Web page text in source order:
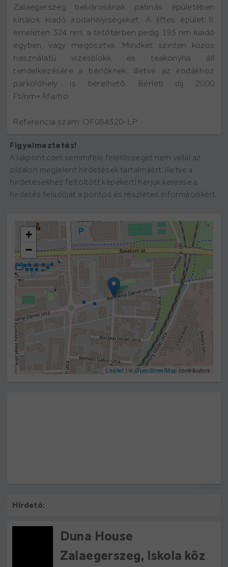
Zalaegerszeg belvárosának patinás épületében
kínálok kiadó irodahelyiségeket. A liftes épület II.
emeleten 324 nm, a tetőtérben pedig 195 nm kiadó
egyben, vagy megosztva. Mindkét szinten közös
használatú vizesblokk és teakonyha áll
rendelkezésére a bérlőknek, illetve az irodákhoz
parkolóhely is bérelhető. Bérleti díj 2000
Ft/nm+Áfa/hó
Referencia szám: OF084320-LP
Figyelmeztetés!
A lakpont.com semmiféle felelősséget nem vállal az
oldalon megjelent hirdetések tartalmáért, illetve a
hirdetésekhez feltöltött képekért! Kérjük keresse a
hirdetés feladóját a pontos és részletes információkért.
+
−
Leaflet | ©OpenStreetMap contributors
Hirdető:
Duna House
Zalaegerszeg, Iskola köz